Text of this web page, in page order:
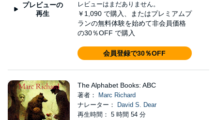
プレビューの
再生
レビューはまだありません。
￥1,090 で購入、またはプレミアムプ
ランの無料体験を始めて非会員価格
の30％OFF で購入
会員登録で30％OFF
The Alphabet Books: ABC
著者：
Marc Richard
ナレーター：
David S. Dear
再生時間： 5 時間 54 分